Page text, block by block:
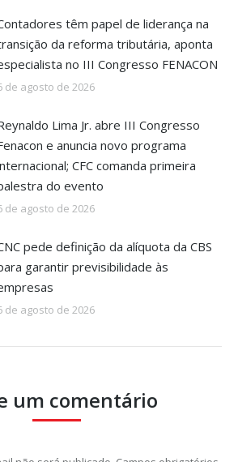
têm papel de liderança na
da reforma tributária, aponta
no III Congresso FENACON
de agosto de 2026
Lima Jr. abre III Congresso
e anuncia novo programa
CFC comanda primeira
do evento
de agosto de 2026
pede definição da alíquota da CBS
garantir previsibilidade às
de agosto de 2026
um comentário